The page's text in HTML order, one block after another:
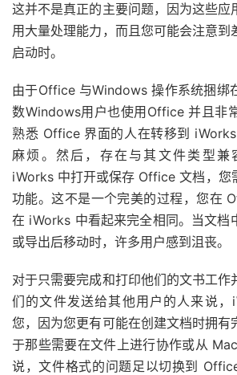
这并不是真正的主要问题，因为这些应
用大量处理能力，而且您可能会注意到
启动时。
由于Office 与Windows 操作系统捆绑
数Windows用户也使用Office 并且非
熟悉 Office 界面的人在转移到
麻烦。然后，存在与其文件类型兼
iWorks 中打开或保存 Office 文档，您
功能。这不是一个完美的过程，您在
在 iWorks 中看起来完全相同。当文档
或导出后移动时，许多用户感到沮丧。
对于只需要完成和打印他们的文书工作
们的文件发送给其他用户的人来说
您，因为您更有可能在创建文档时拥有
于那些需要在文件上进行协作或从
说，文件格式的问题足以切换到